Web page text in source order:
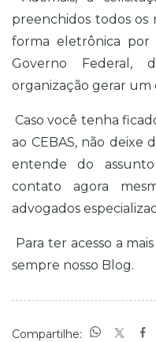
preenchidos todos os
forma eletrônica
Governo Federal,
organização gerar um
Caso você tenha
ao CEBAS, não
entende do
contato agora
advogados
Para ter acesso a
sempre nosso Blog.
Compartilhe: